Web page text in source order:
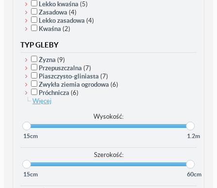
Lekko kwaśna (5)
Zasadowa (4)
Lekko zasadowa (4)
Kwaśna (2)
TYP GLEBY
Żyzna (9)
Przepuszczalna (7)
Piaszczysto-gliniasta (7)
Zwykła ziemia ogrodowa (6)
Próchnicza (6)
Więcej
Wysokość:
15cm 1.2m
Szerokość:
15cm 60cm